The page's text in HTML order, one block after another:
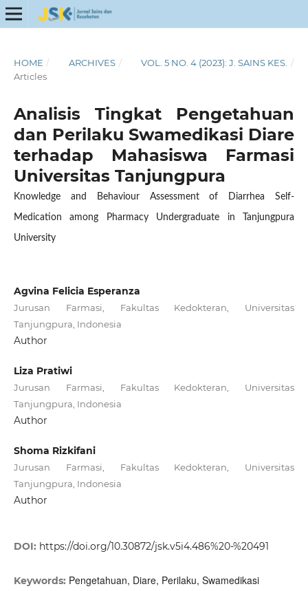
HOME / ARCHIVES / VOL. 5 NO. 4 (2023): J. SAINS KES. /
Articles
Analisis Tingkat Pengetahuan
dan Perilaku Swamedikasi Diare
terhadap Mahasiswa Farmasi
Universitas Tanjungpura
Knowledge and Behaviour Assessment of Diarrhea Self-
Medication among Pharmacy Undergraduate in Tanjungpura
University
Agvina Felicia Esperanza
Jurusan Farmasi, Fakultas Kedokteran, Universitas
Tanjungpura, Indonesia
Author
Liza Pratiwi
Jurusan Farmasi, Fakultas Kedokteran, Universitas
Tanjungpura, Indonesia
Author
Shoma Rizkifani
Jurusan Farmasi, Fakultas Kedokteran, Universitas
Tanjungpura, Indonesia
Author
DOI: https://doi.org/10.30872/jsk.v5i4.486%20-%20491
Keywords: Pengetahuan, Diare, Perilaku, Swamedikasi